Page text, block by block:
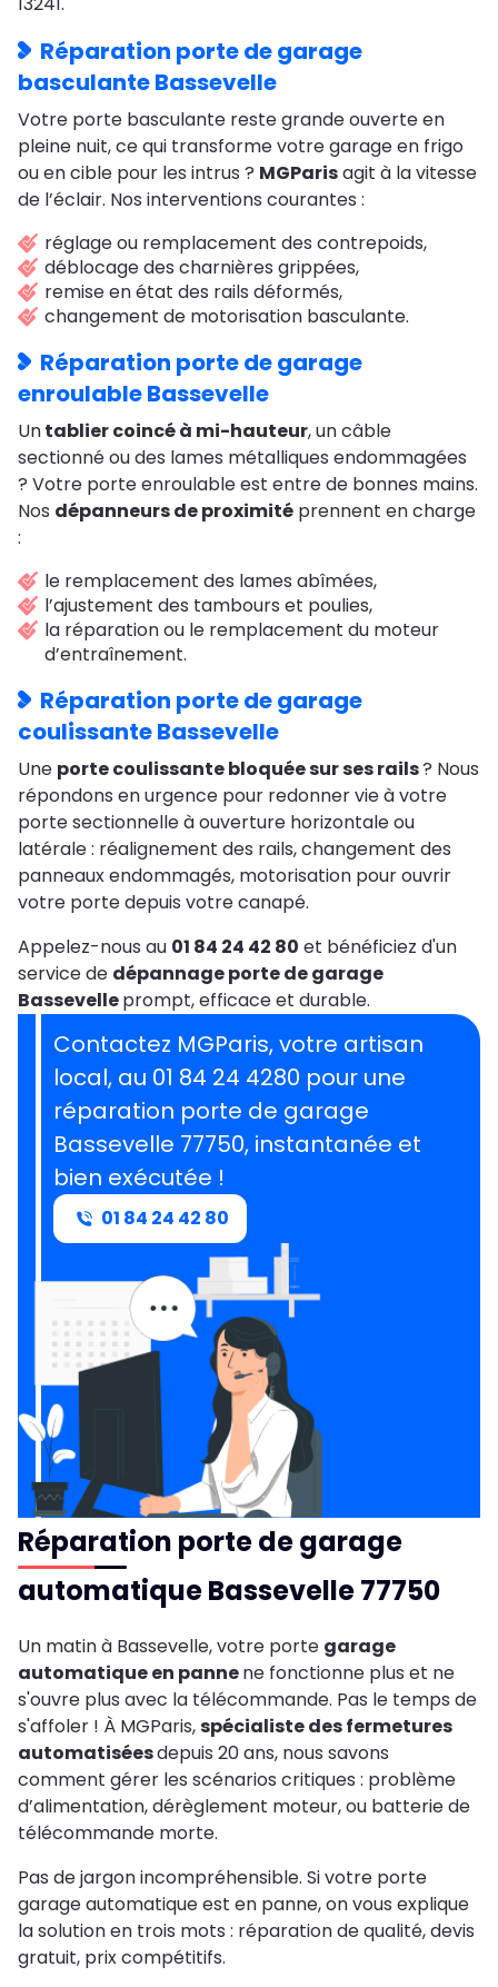
Réparation porte de garage
basculante Bassevelle
Votre porte basculante reste grande ouverte en
pleine nuit, ce qui transforme votre garage en frigo
ou en cible pour les intrus ? MGParisagit à la vitesse
de l’éclair. Nos interventions courantes :
réglage ou remplacement des contrepoids,
déblocage des charnières grippées,
remise en état des rails déformés,
changement de motorisation basculante.
Réparation porte de garage
enroulable Bassevelle
Untablier coincé à mi-hauteur, un câble
sectionné ou des lames métalliques endommagées
? Votre porte enroulable est entre de bonnes mains.
Nos dépanneurs de proximité prennent en charge
:
le remplacement des lames abîmées,
l’ajustement des tambours et poulies,
la réparation ou le remplacement du moteur
d’entraînement.
Réparation porte de garage
coulissante Bassevelle
Une porte coulissante bloquée sur ses rails? Nous
répondons en urgence pour redonner vie à votre
porte sectionnelle à ouverture horizontale ou
latérale : réalignement des rails, changement des
panneaux endommagés, motorisation pour ouvrir
votre porte depuis votre canapé.
Appelez-nous au 01 84 24 42 80 et bénéficiez d'un
service de dépannage porte de garage
Bassevelleprompt, efficace et durable.
Contactez MGParis, votre artisan
local, au 01 84 24 4280 pour une
réparation porte de garage
Bassevelle 77750, instantanée et
bien exécutée !
01 84 24 42 80
Réparation porte de garage
automatique Bassevelle 77750
Un matin à Bassevelle, votre porte garage
automatique en pannene fonctionne plus et ne
s'ouvre plus avec la télécommande. Pas le temps de
s'affoler ! À MGParis,spécialiste des fermetures
automatiséesdepuis 20 ans, nous savons
comment gérer les scénarios critiques : problème
d’alimentation, dérèglement moteur, ou batterie de
télécommande morte.
Pas de jargon incompréhensible. Si votre porte
garage automatique est en panne, on vous explique
la solution en trois mots : réparation de qualité, devis
gratuit, prix compétitifs.